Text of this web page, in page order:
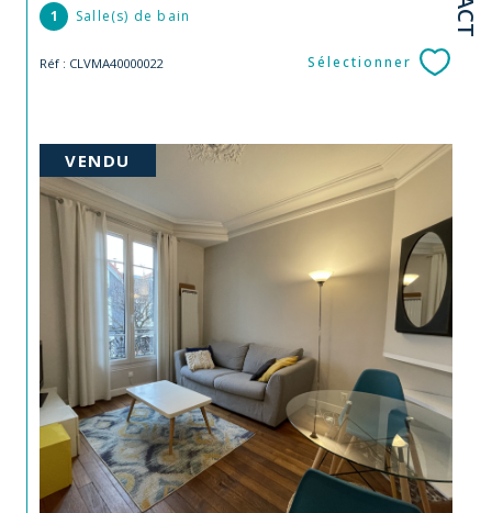
1
Salle(s) de bain
Réf : CLVMA40000022 Sélectionner
VENDU